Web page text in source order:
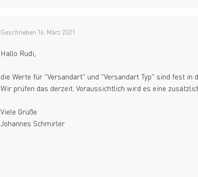
Geschrieben 16. März 2021
Hallo Rudi,
die Werte für "Versandart" und "Versandart Typ" sind fest
Wir prüfen das derzeit. Voraussichtlich wird es eine
Viele Grüße
Johannes Schmirler